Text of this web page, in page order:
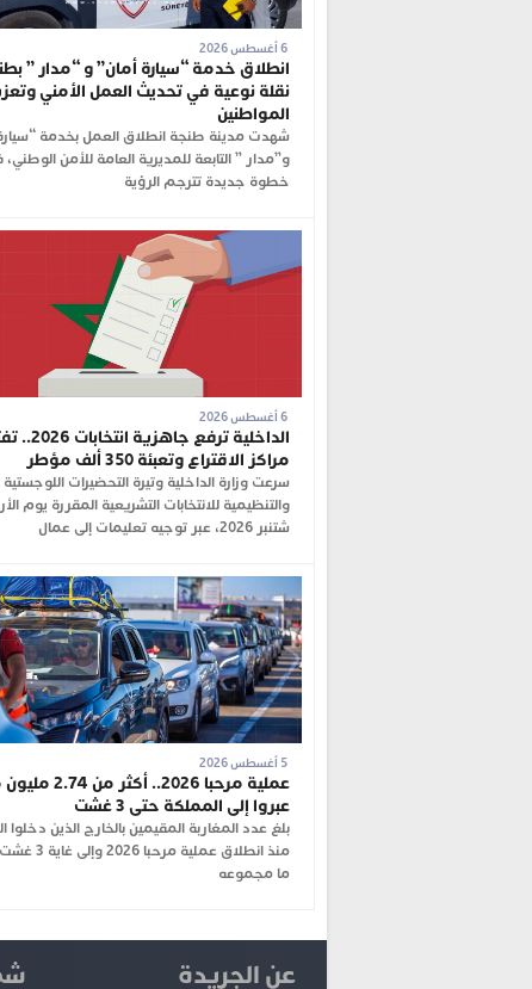
انطلاق خدمة “سيارة أمان” و “مدار ”
نقلة نوعية في تحديث العمل الأمني
المواطنين
شهدت مدينة طنجة انطلاق العمل بخدمة
و”مدار ” التابعة للمديرية العامة للأمن
خطوة جديدة تترجم الرؤية
الداخلية ترفع
مراكز الاقتراع وتعبئة 350 ألف مؤطر
سرعت وزارة الداخلية وتيرة التحضيرات اللوجستية
شتنبر 2026، عبر توجيه تعليمات إلى عمال
عملية مرحبا 2026..
عبروا إلى المملكة حتى 3 غشت
بلغ عدد المغاربة المقيمين بالخارج الذين دخلوا
منذ انطلاق عملية
ما مجموعه
عن الجريدة